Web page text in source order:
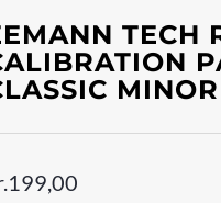
TECH
MINOR
199,00